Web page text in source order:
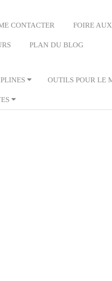
CONTACTER FOIRE
PLAN DU BLOG
OUTILS POUR LE